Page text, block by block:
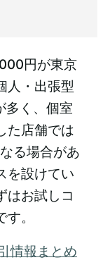
円が東京
人・出張型
多く、個室
た店舗では
る場合があ
を設けてい
はお試しコ
。
情報まとめ